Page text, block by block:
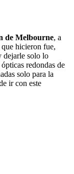
de Melbourne, a
hicieron fue,
dejarle solo lo
redondas de
solo para la
ir con este